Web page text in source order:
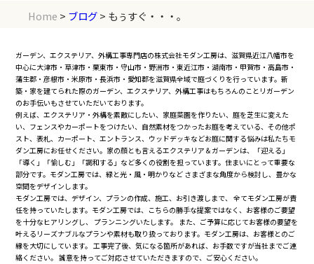
Home > ブログ> もぅすぐ・・・。
ガーデン、エクステリア、外構工事専門店の株式会社モダン工房は、滋賀県近江八幡市を
中心に大津市・草津市・栗東市・守山市・野洲市・東近江市・湖南市・甲賀市・高島市・
蒲生郡・彦根市・米原市・長浜市・愛知郡を滋賀県全域で庭づくりを行っています。新
築・家を建てられた際のガーデン、エクステリア、外構工事はもちろんのことリガーデン
のお手伝いもさせていただいております。
例えば、エクステリア・外構を素敵にしたい、家庭菜園を作りたい、庭を芝生に変えた
い、フェンスやカーポートをつけたい、自然素材をつかったお庭を考えている、その他ポ
スト、表札、カーポート、エントランス、ウッドデッキなどお庭に関する悩みは私たちモ
ダン工房にお任せください。家の顔とも言えるエクステリア＆ガーデンは、「迎える」
「導く」「愉しむ」「調和する」など多くの役割を担っています。住まいにとって重要な
部分です。モダン工房では、緑と光・風・明かりなど さまざまな角度から検討し、豊かな
空間をデザインします。
モダン工房では、デザイン、プランの作成、施工、お引き渡しまで、 全てモダン工房が責
任を持っていたします。モダン工房では、こちらの勝手な提案ではなく、お客様のご要望
を十分なヒアリングし、 プランニングいたします。 また、ご予算に応じてお客様の要望を
叶えるリーズナブルなプランや素材も取り扱っております。モダン工房は、お客様とのご
縁を大切にしています。 工事完了後、気になる箇所があれば、お手数ですが当社までご連
絡ください。 誠意を持ってご対応させていただきますので、ご安心ください。